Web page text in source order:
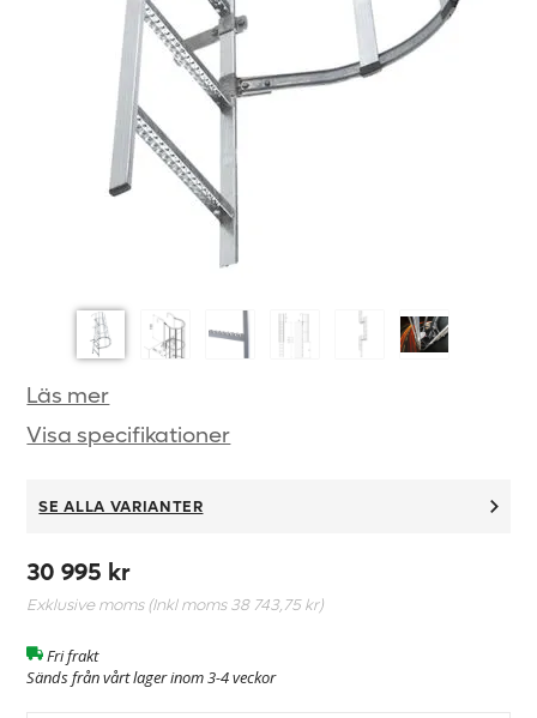
Läs mer
Visa specifikationer
SE ALLA VARIANTER
30 995 kr
Exklusive moms (Inkl moms38 743,75 kr)
Fri frakt
Sänds från vårt lager inom 3-4 veckor